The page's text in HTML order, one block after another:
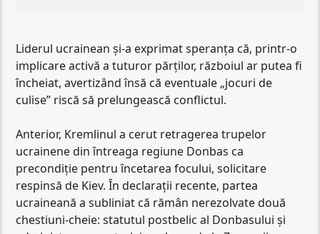
Liderul ucrainean și-a exprimat speranța că, printr-o
implicare activă a tuturor părților, războiul ar putea fi
încheiat, avertizând însă că eventuale „jocuri de
culise” riscă să prelungească conflictul.
Anterior, Kremlinul a cerut retragerea trupelor
ucrainene din întreaga regiune Donbas ca
precondiție pentru încetarea focului, solicitare
respinsă de Kiev. În declarații recente, partea
ucraineană a subliniat că rămân nerezolvate două
chestiuni-cheie: statutul postbelic al Donbasului și